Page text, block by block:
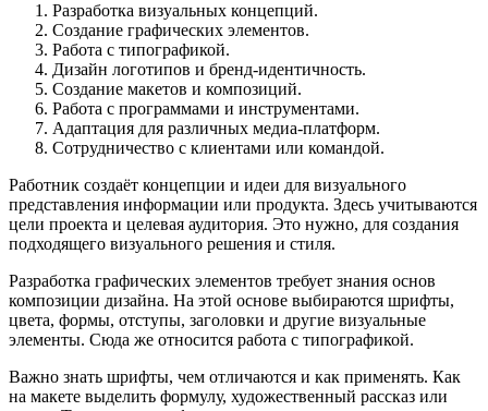
Разработка визуальных концепций.
Создание графических элементов.
Работа с типографикой.
Дизайн логотипов и бренд-идентичность.
Создание макетов и композиций.
Работа с программами и инструментами.
Адаптация для различных медиа-платформ.
Сотрудничество с клиентами или командой.
Работник создаёт концепции и идеи для визуального
представления информации или продукта. Здесь учитываются
цели проекта и целевая аудитория. Это нужно, для создания
подходящего визуального решения и стиля.
Разработка графических элементов требует знания основ
композиции дизайна. На этой основе выбираются шрифты,
цвета, формы, отступы, заголовки и другие визуальные
элементы. Сюда же относится работа с типографикой.
Важно знать шрифты, чем отличаются и как применять. Как
на макете выделить формулу, художественный рассказ или